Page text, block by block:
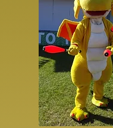
（愛知県）
・しまだ大井川マラ
（静岡県）
・富士山こどもの国
・刈谷病院　あった
（愛知県）
他多数